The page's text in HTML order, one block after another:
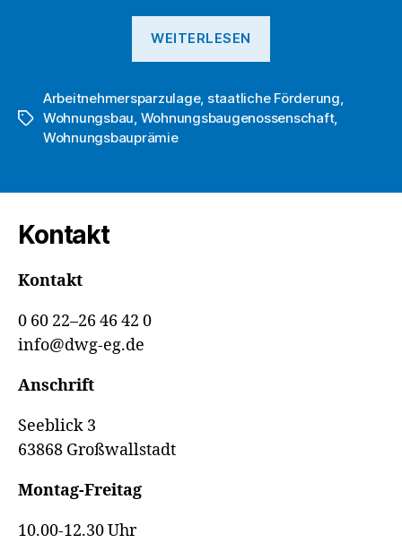
WEITERLESEN
eG-
Mitgliedschaft:
stocken
Schlagwörter
Arbeitnehmersparzulage, staatliche Förderung
Wohnungsbau Wohnungsbaugenossenschaft,
Wohnungsbauprämie
Kontakt
Kontakt
0 60 22–26 46 42 0
info@dwg-eg.de
Anschrift
Seeblick 3
63868 Großwallstadt
Montag-Freitag
10.00-12.30 Uhr